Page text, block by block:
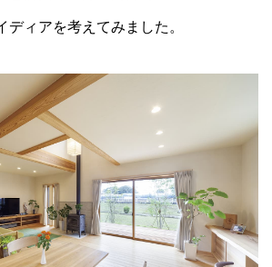
ディアを考えてみました。